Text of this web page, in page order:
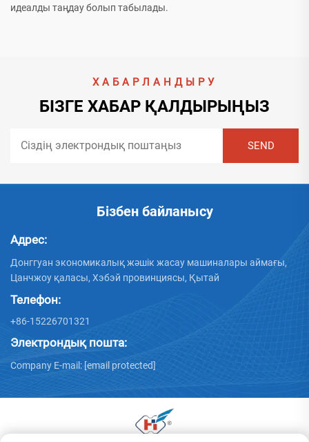
идеалды таңдау болып табылады.
ХАБАРЛАНДЫРУ
БІЗГЕ ХАБАР ҚАЛДЫРЫҢЫЗ
Бізбен байланысу
Адрес:
Донггуан экономикалық жәшік жасау машиналары аймағы,
Цанчжоу қаласы, Хэбэй провинциясы, Қытай
Телефон:
+86-15226701321
Электрондық пошта:
Company E-mail: [email protected]